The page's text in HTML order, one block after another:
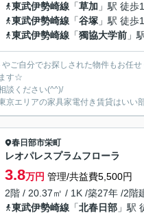
東武伊勢崎線 「草加 」駅 徒歩
東武伊勢崎線 「谷塚 」駅 徒歩
東武伊勢崎線 「獨協大学前 」
ご自分でお探しされた物件もお任せ
す☆
談ください(^^)/
京エリアの家具家電付き賃貸はいい
春日部市栄町
レオパレスプラムフローラ
3.8万円 管理/共益費5,500円
2階 / 20.37㎡ / 1K /築27年 /2階
東武伊勢崎線 「北春日部 」駅